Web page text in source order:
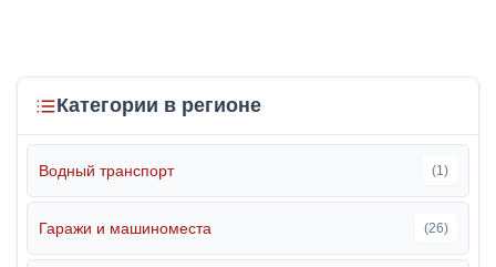
Категории в регионе
Водный транспорт (1)
Гаражи и машиноместа (26)